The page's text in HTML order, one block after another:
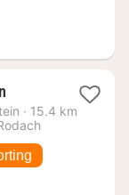
1
nacht
vanaf
138,58
· 15.4 km